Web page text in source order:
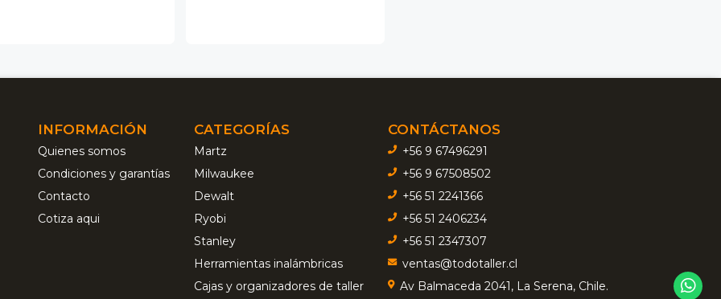
INFORMACIÓN
Quienes somos
Condiciones y garantías
Contacto
Cotiza aqui
CATEGORÍAS
Martz
Milwaukee
Dewalt
Ryobi
Stanley
Herramientas inalámbricas
Cajas y organizadores de taller
CONTÁCTANOS
+56 9 67496291
+56 9 67508502
+56 51 2241366
+56 51 2406234
+56 51 2347307
ventas@todotaller.cl
Av Balmaceda 2041, La Serena, Chile.